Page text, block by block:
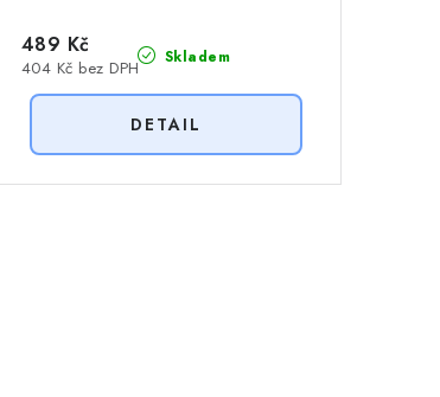
Skladem
404 Kč bez DPH
489 Kč